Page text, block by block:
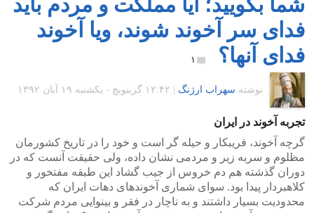
فدای سر آخوند شوند، ویا آخوند
فدای آنها؟
۱
نوشته سهراب ارژنگ ۱۲:۴۲ گرينويچ - یکشنبه ۱۹ آبان ۱۳۹۲
تجربه آخوند در ایران
گرچه آخوند، فریبکار و حیله گر است و خود را در تاریخ کشورمان
مظلوم و سربه زیر و مردمی نشان داده، ولی حقیقت آنست که در
دوران گذشته هم دم خروس از جیب گشاد این طبقه مفتخور و
کلاهبردار پیدا بود. سوای شماری آخوندهای دهات ایران که
محدودیت بسیار داشتند و به ناچار در فقر و بینوایی مردم شرکت